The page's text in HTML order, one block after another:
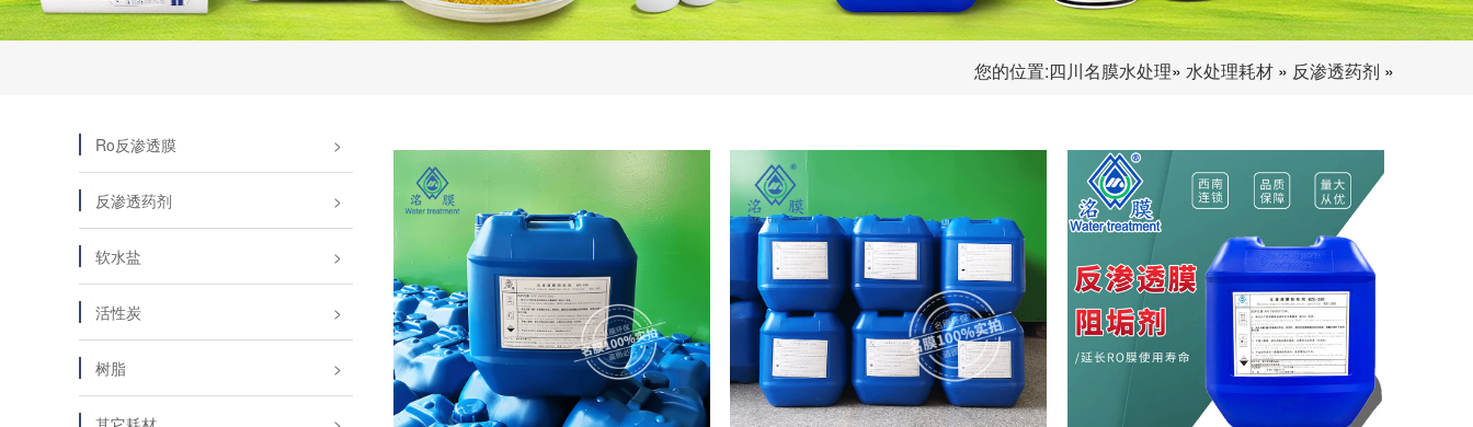
您的位置:四川名膜水处理» 水处理耗材 » 反渗透药剂 »
Ro反渗透膜
反渗透药剂
软水盐
活性炭
树脂